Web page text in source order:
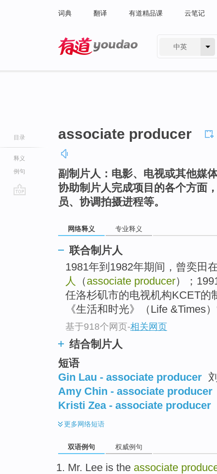
词典 翻译 有道精品课 云笔记
中英
目录
释义
例句
associate producer
副制片人：电影、电视或其他媒
协助制片人完成项目的各个方面
员、协调拍摄进程等。
网络释义 专业释义
联合制片人
1981年到1982年期间，曾奕田
人
（associate producer）；
任洛杉矶市的电视机构KCET的
《生活和时光》（Life &Times
基于918个网页-相关网页
结合制片人
短语
Gin Lau - associate producer
Amy Chin - associate producer
Kristi Zea - associate producer
更多网络短语
双语例句 权威例句
Mr. Lee is the associate